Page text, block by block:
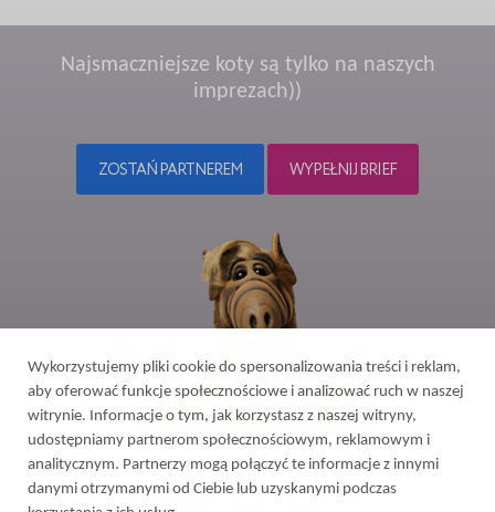
Najsmaczniejsze koty są tylko na naszych
imprezach))
ZOSTAŃ PARTNEREM WYPEŁNIJ BRIEF
Wykorzystujemy pliki cookie do spersonalizowania treści i reklam,
aby oferować funkcje społecznościowe i analizować ruch w naszej
witrynie. Informacje o tym, jak korzystasz z naszej witryny,
udostępniamy partnerom społecznościowym, reklamowym i
analitycznym. Partnerzy mogą połączyć te informacje z innymi
danymi otrzymanymi od Ciebie lub uzyskanymi podczas